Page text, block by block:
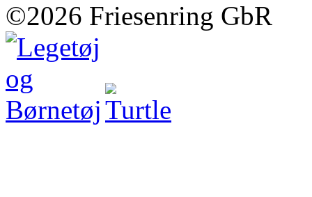
©2026 Friesenring GbR